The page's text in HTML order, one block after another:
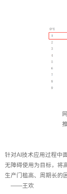
针对AI技术应用过程中
无障碍使用为目标，将
生产门槛高、周期长的
——王欢